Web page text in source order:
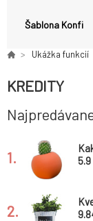
Šablona Konfi
Ukážka funkcií
KREDITY
1.
5.9
2.